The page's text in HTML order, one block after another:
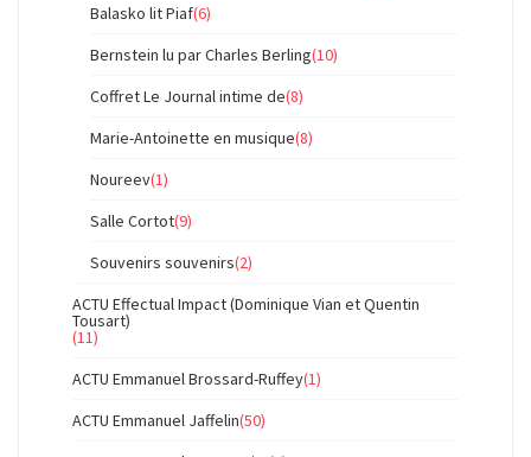
Balasko lit Piaf(6)
Bernstein lu par Charles Berling(10)
Coffret Le Journal intime de(8)
Marie-Antoinette en musique(8)
Noureev(1)
Salle Cortot(9)
Souvenirs souvenirs(2)
ACTU Effectual Impact (Dominique Vian et Quentin
Tousart)
(11)
ACTU Emmanuel Brossard-Ruffey(1)
ACTU Emmanuel Jaffelin(50)